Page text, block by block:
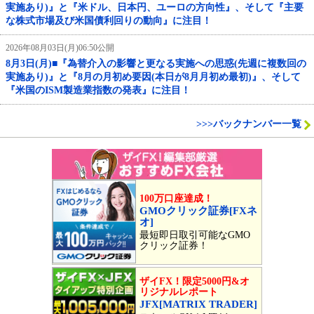
実施あり)』と『米ドル、日本円、ユーロの方向性』、そして『主要
な株式市場及び米国債利回りの動向』に注目！
2026年08月03日(月)06:50公開
8月3日(月)■『為替介入の影響と更なる実施への思惑(先週に複数回の
実施あり)』と『8月の月初め要因(本日が8月月初め最初)』、そして
『米国のISM製造業指数の発表』に注目！
>>>バックナンバー一覧
100万口座達成！
GMOクリック証券[FXネ
オ]
最短即日取引可能なGMO
クリック証券！
ザイFX！限定5000円&オ
リジナルレポート
JFX[MATRIX TRADER]